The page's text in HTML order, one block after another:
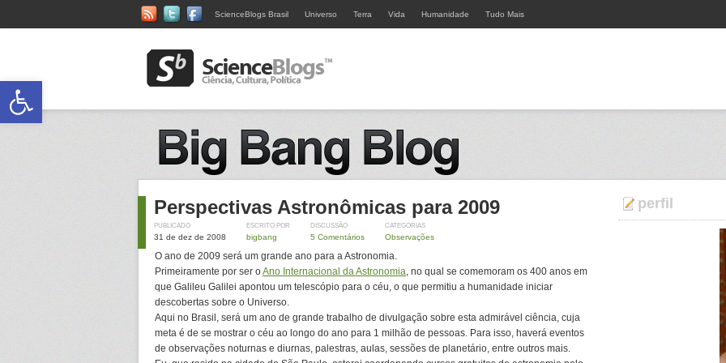
ScienceBlogs Brasil Universo Terra Vida Humanidade Tudo Mais
Perspectivas Astronômicas para 2009
PUBLICADO
31 de dez de 2008
ESCRITO POR
bigbang
DISCUSSÃO
5 Comentários
CATEGORIAS
Observações
O ano de 2009 será um grande ano para a Astronomia.
Primeiramente por ser oAno Internacional da Astronomia, no qual se comemoram os 400 anos em
que Galileu Galilei apontou um telescópio para o céu, o que permitiu a humanidade iniciar
descobertas sobre o Universo.
Aqui no Brasil, será um ano de grande trabalho de divulgação sobre esta admirável ciência, cuja
meta é de se mostrar o céu ao longo do ano para 1 milhão de pessoas. Para isso, haverá eventos
de observações noturnas e diurnas, palestras, aulas, sessões de planetário, entre outros mais.
perfil
Abrir a barra de ferramentas